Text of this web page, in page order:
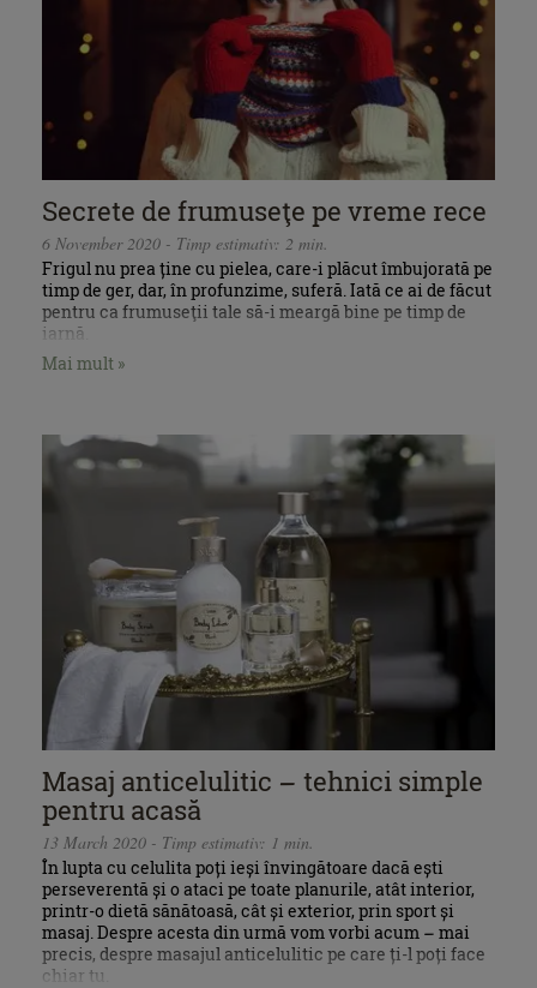
Secrete de frumuseţe pe vreme rece
6 November 2020 - Timp estimativ: 2 min.
Frigul nu prea ține cu pielea, care-i plăcut îmbujorată pe
timp de ger, dar, în profunzime, suferă. Iată ce ai de făcut
pentru ca frumuseţii tale să-i meargă bine pe timp de
iarnă.
Mai mult »
Masaj anticelulitic – tehnici simple
pentru acasă
13 March 2020 - Timp estimativ: 1 min.
În lupta cu celulita poți ieși învingătoare dacă ești
perseverentă și o ataci pe toate planurile, atât interior,
printr-o dietă sănătoasă, cât și exterior, prin sport și
masaj. Despre acesta din urmă vom vorbi acum – mai
precis, despre masajul anticelulitic pe care ți-l poți face
chiar tu.